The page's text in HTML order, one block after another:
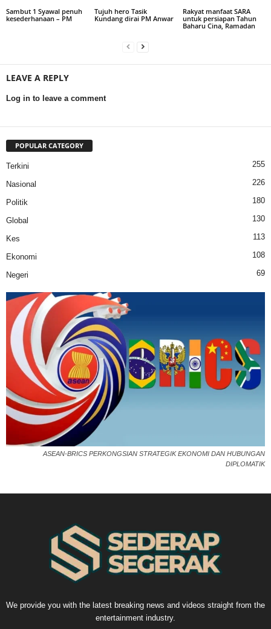
Sambut 1 Syawal penuh
kesederhanaan – PM
Tujuh hero Tasik
Kundang dirai PM Anwar
Rakyat manfaat SARA
untuk persiapan Tahun
Baharu Cina, Ramadan
LEAVE A REPLY
Log in to leave a comment
POPULAR CATEGORY
Terkini 255
Nasional 226
Politik 180
Global 130
Kes 113
Ekonomi 108
Negeri 69
ASEAN-BRICS PERKONGSIAN STRATEGIK EKONOMI DAN HUBUNGAN
DIPLOMATIK
We provide you with the latest breaking news and videos straight from the
entertainment industry.